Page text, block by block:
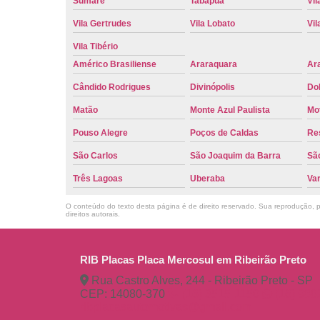
Vila Gertrudes Vila Lobato
Vila Tibério
Américo Brasiliense
Araraquara
Cândido Rodrigues Divinópolis
Matão Monte Azul Paulista
Pouso Alegre Poços de Caldas
São Carlos São Joaquim da Barra
Três Lagoas Uberaba
O conteúdo do texto desta página é de direito reservado. Sua reprodução,
direitos autorais
RIB Placas Placa Mercosul em Ribeirão Preto
Rua Castro Alves, 244 - Ribeirão Preto - SP
CEP: 14080-370